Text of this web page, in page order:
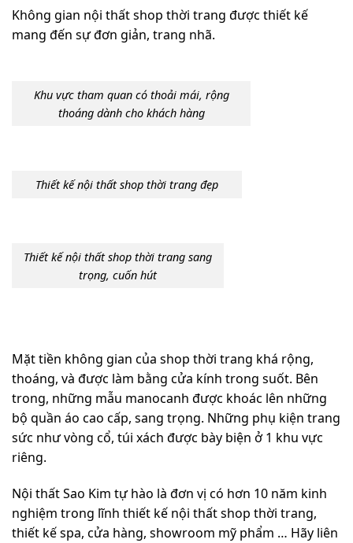
Không gian nội thất shop thời trang được thiết kế
mang đến sự đơn giản, trang nhã.
Khu vực tham quan có thoải mái, rộng
thoáng dành cho khách hàng
Thiết kế nội thất shop thời trang đẹp
Thiết kế nội thất shop thời trang sang
trọng, cuốn hút
Mặt tiền không gian của shop thời trang khá rộng,
thoáng, và được làm bằng cửa kính trong suốt. Bên
trong, những mẫu manocanh được khoác lên những
bộ quần áo cao cấp, sang trọng. Những phụ kiện trang
sức như vòng cổ, túi xách được bày biện ở 1 khu vực
riêng.
Nội thất Sao Kim tự hào là đơn vị có hơn 10 năm kinh
nghiệm trong lĩnh thiết kế nội thất shop thời trang,
thiết kế spa, cửa hàng, showroom mỹ phẩm … Hãy liên